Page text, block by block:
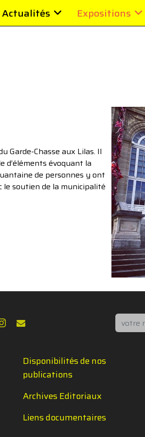
Actualités Expositions
Garde-Chasse aux Lilas. Il
d’éléments évoquant la
de personnes y ont
le soutien de la municipalité
Rechercher
Disponibilités de nos
publications
Archives Editoriaux
Liens documentaires